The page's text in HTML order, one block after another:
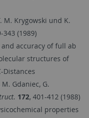
M. Krygowski und K.
343 (1989)
accuracy of full ab
structures of
Distances
Gdaniec, G.
172, 401-412 (1988)
properties